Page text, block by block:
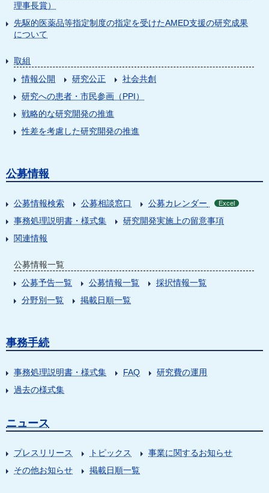
理事長賞）
先駆的医薬品等指定制度の指定を受けたAMED支援の研究成果
について
取組
情報公開
研究公正
社会共創
研究への患者・市民参画（PPI）
戦略的な研究開発の推進
性差を考慮した研究開発の推進
公募情報
公募情報検索 公募相談窓口 公募カレンダー Excel
事務処理説明書・様式集
研究開発実施上の留意事項
関連情報
公募情報一覧
公募予告一覧
公募情報一覧
採択情報一覧
分野別一覧
掲載日順一覧
事務手続
事務処理説明書・様式集 FAQ
研究費の運用
過去の様式集
ニュース
プレスリリース トピックス
事業に関するお知らせ
その他お知らせ
掲載日順一覧